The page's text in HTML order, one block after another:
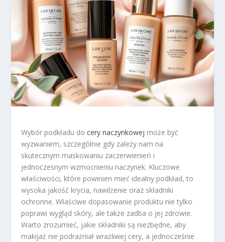
Wybór podkładu docery naczynkowej może być
wyzwaniem, szczególnie gdy zależy nam na
skutecznym maskowaniu zaczerwienień i
jednoczesnym wzmocnieniu naczynek. Kluczowe
właściwości, które powinien mieć idealny podkład, to
wysoka jakość krycia, nawilżenie oraz składniki
ochronne. Właściwe dopasowanie produktu nie tylko
poprawi wygląd skóry, ale także zadba o jej zdrowie.
Warto zrozumieć, jakie składniki są niezbędne, aby
makijaż nie podrażniał wrażliwej cery, a jednocześnie